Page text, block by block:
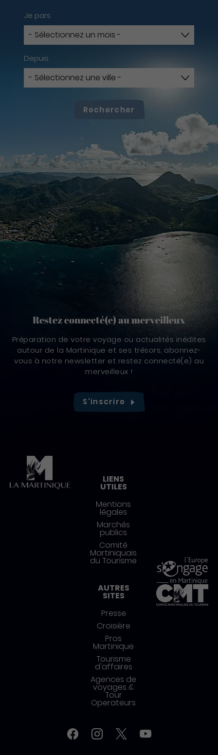
Je pars
Depuis
Rechercher
Restez connecté(e) au merveilleux
Préparation de votre voyage ou actualités inédites
autour de la Martinique et ses trésors, abonnez-
vous à notre newsletter et restez connecté(e) au
merveilleux !
S'inscrire
LIENS
UTILES
Mentions
légales
Marchés
publics
Comité
Martiniquais
du Tourisme
AUTRES
SITES
Presse
Croisière
Pros
Martinique
Tourisme
d'affaires
Agences de
voyages &
Tour
Operateurs
FacebookInstagramTwitterYouTube